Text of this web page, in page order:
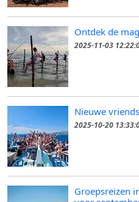
Ontdek de
2025-11-03
Nieuwe
2025-10-20
Groepsreizen